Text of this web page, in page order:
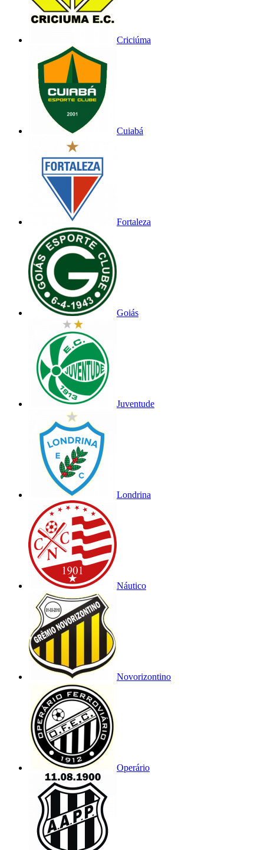
Criciúma
Cuiabá
Fortaleza
Goiás
Juventude
Londrina
Náutico
Novorizontino
Operário